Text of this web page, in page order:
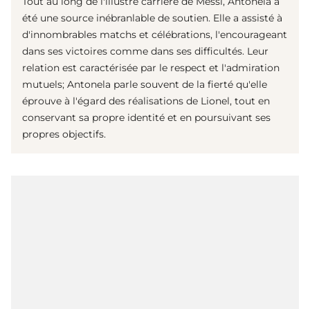
été une source inébranlable de soutien. Elle a assisté à
d'innombrables matchs et célébrations, l'encourageant
dans ses victoires comme dans ses difficultés. Leur
relation est caractérisée par le respect et l'admiration
mutuels; Antonela parle souvent de la fierté qu'elle
éprouve à l'égard des réalisations de Lionel, tout en
conservant sa propre identité et en poursuivant ses
propres objectifs.